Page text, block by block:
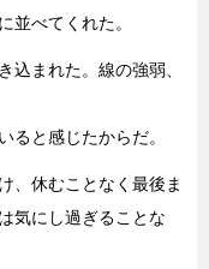
並べてくれた。
込まれた。線の強弱、
ると感じたからだ。
、休むことなく最後ま
気にし過ぎることな